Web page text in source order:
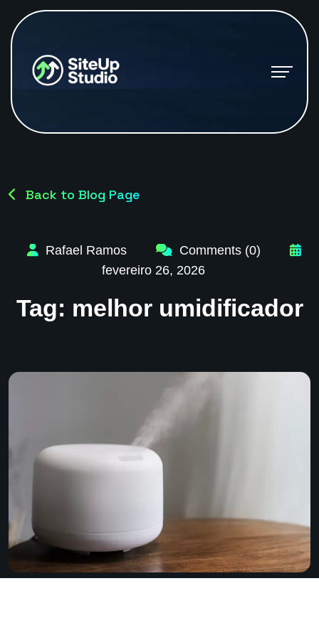
Back to Blog Page
Rafael Ramos
Comments (0)
fevereiro 26, 2026
Tag: melhor umidificador